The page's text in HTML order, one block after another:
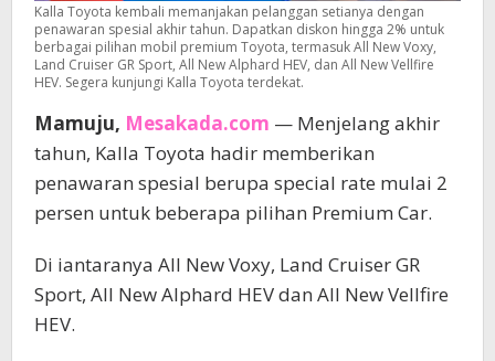
Kalla Toyota kembali memanjakan pelanggan setianya dengan
penawaran spesial akhir tahun. Dapatkan diskon hingga 2% untuk
berbagai pilihan mobil premium Toyota, termasuk All New Voxy,
Land Cruiser GR Sport, All New Alphard HEV, dan All New Vellfire
HEV. Segera kunjungi Kalla Toyota terdekat.
Mamuju, Mesakada.com — Menjelang akhir
tahun, Kalla Toyota hadir memberikan
penawaran spesial berupa special rate mulai 2
persen untuk beberapa pilihan Premium Car.
Di iantaranya All New Voxy, Land Cruiser GR
Sport, All New Alphard HEV dan All New Vellfire
HEV.